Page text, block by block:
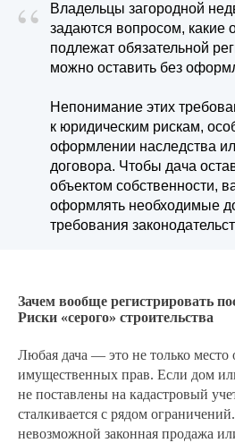
“
Владельцы загородной
задаются вопросом, какие
подлежат обязательной
можно оставить без
Непонимание этих
к юридическим рискам,
оформлении наследства
договора. Чтобы дача
объектом собственности,
оформлять необходимые
требования
Зачем вообще регистрировать
Риски «серого» строительства
Любая дача — это не только место
имущественных прав. Если дом
не поставлены на кадастровый
сталкивается с рядом
невозможной законная продажа